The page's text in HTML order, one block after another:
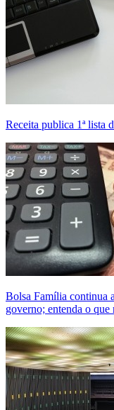
Receita publica 1ª lista
Bolsa Família continua
governo; entenda o que